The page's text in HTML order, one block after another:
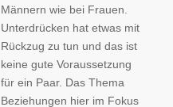
Männern wie bei Frauen.
Unterdrücken hat etwas mit
Rückzug zu tun und das ist
keine gute Voraussetzung
für ein Paar. Das Thema
Beziehungen hier im Fokus